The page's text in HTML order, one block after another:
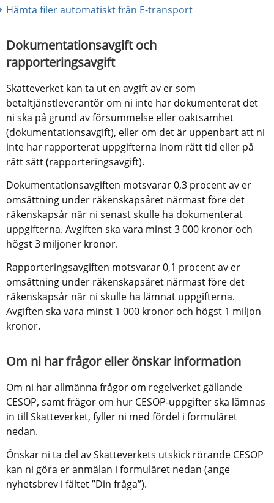
Hämta filer automatiskt från E-transport
Dokumentationsavgift och
rapporteringsavgift
Skatteverket kan ta ut en avgift av er som
betaltjänstleverantör om ni inte har dokumenterat det
ni ska på grund av försummelse eller oaktsamhet
(dokumentationsavgift), eller om det är uppenbart att ni
inte har rapporterat uppgifterna inom rätt tid eller på
rätt sätt (rapporteringsavgift).
Dokumentationsavgiften motsvarar 0,3 procent av er
omsättning under räkenskapsåret närmast före det
räkenskapsår när ni senast skulle ha dokumenterat
uppgifterna. Avgiften ska vara minst 3 000 kronor och
högst 3 miljoner kronor.
Rapporteringsavgiften motsvarar 0,1 procent av er
omsättning under räkenskapsåret närmast före det
räkenskapsår när ni skulle ha lämnat uppgifterna.
Avgiften ska vara minst 1 000 kronor och högst 1 miljon
kronor.
Om ni har frågor eller önskar information
Om ni har allmänna frågor om regelverket gällande
CESOP, samt frågor om hur CESOP-uppgifter ska lämnas
in till Skatteverket, fyller ni med fördel i formuläret
nedan.
Önskar ni ta del av Skatteverkets utskick rörande CESOP
kan ni göra er anmälan i formuläret nedan (ange
nyhetsbrev i fältet ”Din fråga”).